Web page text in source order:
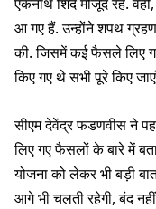
आ गए हैं. उन्होंने शपथ
की. जिसमें कई फैसले लिए
किए गए थे सभी पूरे किए
सीएम देवेंद्र फडणवीस ने
लिए गए फैसलों के बारे में
योजना को लेकर भी बड़ी
आगे भी चलती रहेगी, बंद नहीं